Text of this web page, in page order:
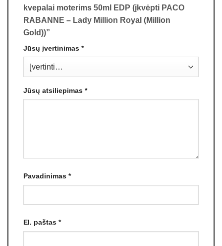
kvepalai moterims 50ml EDP (įkvėpti PACO
RABANNE – Lady Million Royal (Million
Gold))”
Jūsų įvertinimas *
Jūsų atsiliepimas *
Pavadinimas *
El. paštas *